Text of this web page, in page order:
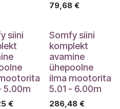
79,68€
siini
5.00m
€
Somfy siini
komplekt
avamine
ühepoolne
ilma mootorita
5.01 - 6.00m
286,48€